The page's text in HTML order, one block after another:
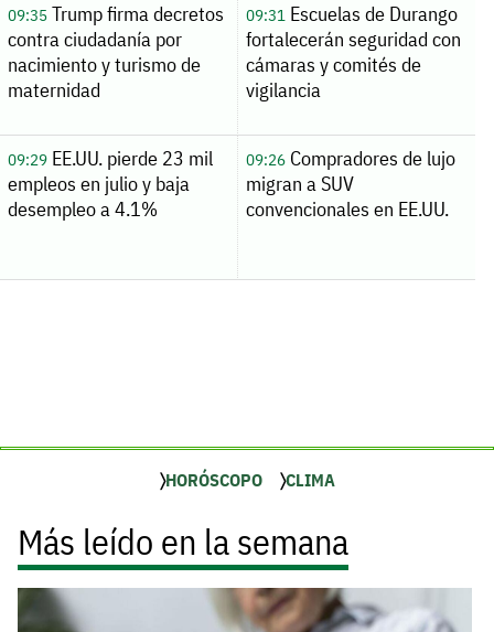
09:35Trump firma decretos
contra ciudadanía por
nacimiento y turismo de
maternidad
09:31Escuelas de Durango
fortalecerán seguridad con
cámaras y comités de
vigilancia
09:29EE.UU. pierde 23 mil
empleos en julio y baja
desempleo a 4.1%
09:26Compradores de lujo
migran a SUV
convencionales en EE.UU.
HORÓSCOPO CLIMA
Más leído en la semana